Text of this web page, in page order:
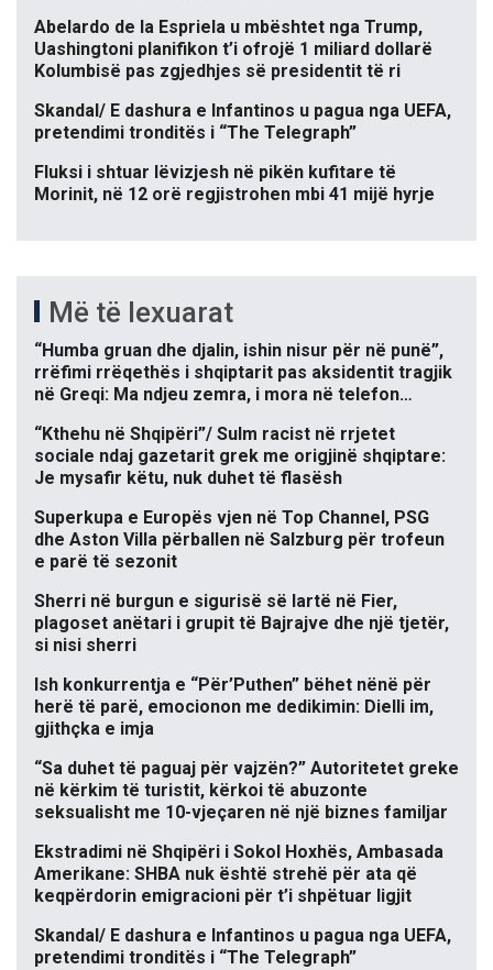
Abelardo de la Espriela u mbështet nga Trump,
Uashingtoni planifikon t’i ofrojë 1 miliard dollarë
Kolumbisë pas zgjedhjes së presidentit të ri
Skandal/ E dashura e Infantinos u pagua nga UEFA,
pretendimi tronditës i “The Telegraph”
Fluksi i shtuar lëvizjesh në pikën kufitare të
Morinit, në 12 orë regjistrohen mbi 41 mijë hyrje
Më të lexuarat
“Humba gruan dhe djalin, ishin nisur për në punë”,
rrëfimi rrëqethës i shqiptarit pas aksidentit tragjik
në Greqi: Ma ndjeu zemra, i mora në telefon…
“Kthehu në Shqipëri”/ Sulm racist në rrjetet
sociale ndaj gazetarit grek me origjinë shqiptare:
Je mysafir këtu, nuk duhet të flasësh
Superkupa e Europës vjen në Top Channel, PSG
dhe Aston Villa përballen në Salzburg për trofeun
e parë të sezonit
Sherri në burgun e sigurisë së lartë në Fier,
plagoset anëtari i grupit të Bajrajve dhe një tjetër,
si nisi sherri
Ish konkurrentja e “Për’Puthen” bëhet nënë për
herë të parë, emocionon me dedikimin: Dielli im,
gjithçka e imja
“Sa duhet të paguaj për vajzën?” Autoritetet greke
në kërkim të turistit, kërkoi të abuzonte
seksualisht me 10-vjeçaren në një biznes familjar
Ekstradimi në Shqipëri i Sokol Hoxhës, Ambasada
Amerikane: SHBA nuk është strehë për ata që
keqpërdorin emigracioni për t’i shpëtuar ligjit
Skandal/ E dashura e Infantinos u pagua nga UEFA,
pretendimi tronditës i “The Telegraph”